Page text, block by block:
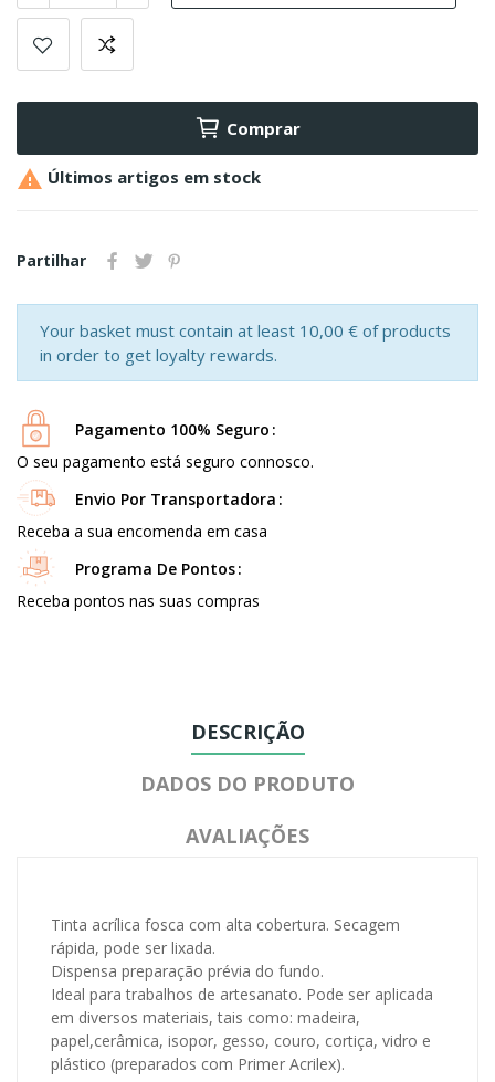
Comprar
 Últimos artigos em stock
Partilhar
Your basket must contain at least 10,00 € of products
in order to get loyalty rewards.
Pagamento 100% Seguro
O seu pagamento está seguro connosco.
Envio Por Transportadora
Receba a sua encomenda em casa
Programa De Pontos
Receba pontos nas suas compras
DESCRIÇÃO
DADOS DO PRODUTO
AVALIAÇÕES
Tinta acrílica fosca com alta cobertura. Secagem
rápida, pode ser lixada.
Dispensa preparação prévia do fundo.
Ideal para trabalhos de artesanato. Pode ser aplicada
em diversos materiais, tais como: madeira,
papel,cerâmica, isopor, gesso, couro, cortiça, vidro e
plástico (preparados com Primer Acrilex).